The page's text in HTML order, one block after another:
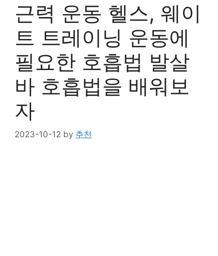
근력 운동 헬스, 웨이
트 트레이닝 운동에
필요한 호흡법 발살
바 호흡법을 배워보
자
2023-10-12 by 추천